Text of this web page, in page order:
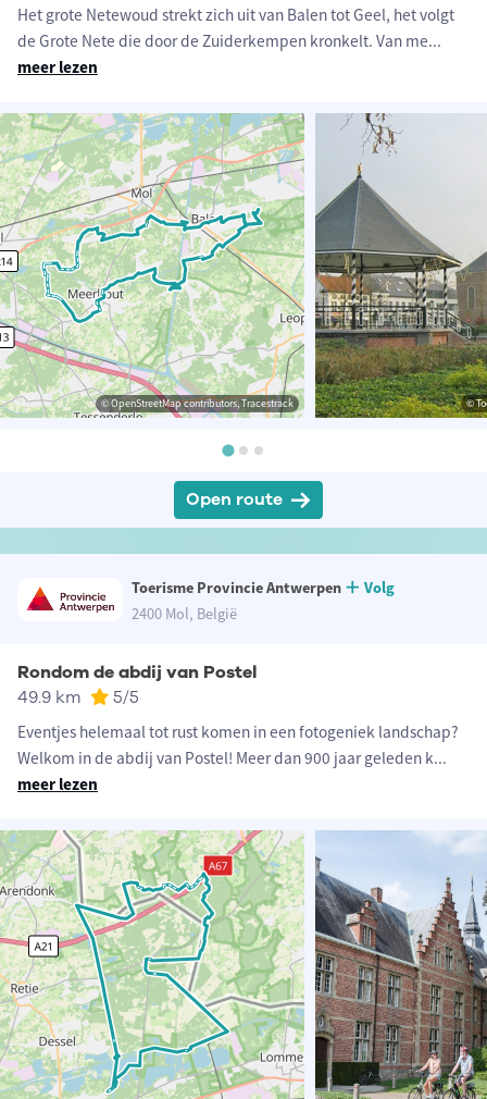
Het grote Netewoud strekt zich uit van Balen tot Geel, het volgt
de Grote Nete die door de Zuiderkempen kronkelt. Van me...
meer lezen
© OpenStreetMap contributors, Tracestrack ©
Open route
Toerisme Provincie Antwerpen
Volg
2400 Mol, België
Rondom de abdij van Postel
49.9 km 5/5
Eventjes helemaal tot rust komen in een fotogeniek landschap?
Welkom in de abdij van Postel! Meer dan 900 jaar geleden k...
meer lezen